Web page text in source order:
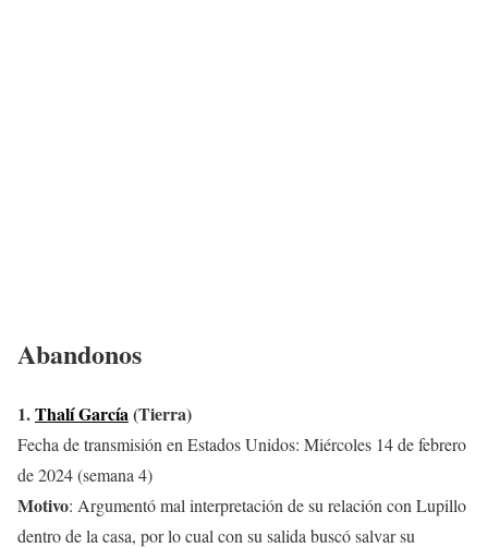
Abandonos
1.Thalí García(Tierra)
Fecha de transmisión en Estados Unidos: Miércoles 14 de febrero
de 2024 (semana 4)
Motivo: Argumentó mal interpretación de su relación con Lupillo
dentro de la casa, por lo cual con su salida buscó salvar su